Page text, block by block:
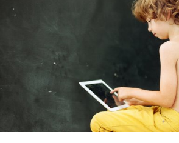
Kviss
Anmäl till språkpolisen
Föreslå nyord